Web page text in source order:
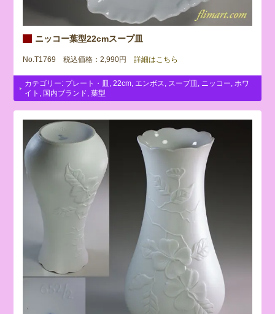
ニッコー葉型22cmスープ皿
No.T1769 税込価格：2,990円 詳細はこちら
カテゴリー: プレート・皿 ,22cm, エンボス, スープ皿 , ニッコー,ホワ
イト , 国内ブランド,葉型